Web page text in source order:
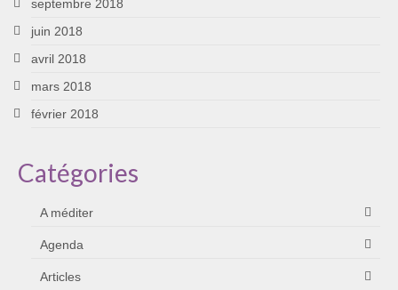
septembre 2018
juin 2018
avril 2018
mars 2018
février 2018
Catégories
A méditer
Agenda
Articles